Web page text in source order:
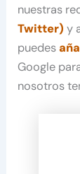
nuestras
Twitter) y
puedes
Google
nosotros